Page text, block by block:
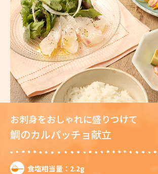
お刺身をおしゃれに盛りつけて
鯛のカルパッチョ献立
食塩相当量：2.2g